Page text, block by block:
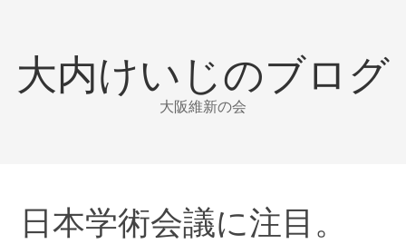
大内けいじのブログ
大阪維新の会
日本学術会議に注目。